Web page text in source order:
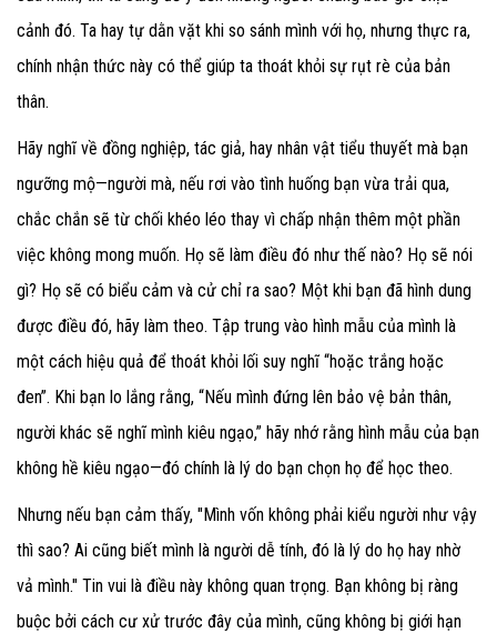
cảnh đó. Ta hay tự dằn vặt khi so sánh mình với họ, nhưng thực ra,
chính nhận thức này có thể giúp ta thoát khỏi sự rụt rè của bản
thân.
Hãy nghĩ về đồng nghiệp, tác giả, hay nhân vật tiểu thuyết mà bạn
ngưỡng mộ—người mà, nếu rơi vào tình huống bạn vừa trải qua,
chắc chắn sẽ từ chối khéo léo thay vì chấp nhận thêm một phần
việc không mong muốn. Họ sẽ làm điều đó như thế nào? Họ sẽ nói
gì? Họ sẽ có biểu cảm và cử chỉ ra sao? Một khi bạn đã hình dung
được điều đó, hãy làm theo. Tập trung vào hình mẫu của mình là
một cách hiệu quả để thoát khỏi lối suy nghĩ “hoặc trắng hoặc
đen”. Khi bạn lo lắng rằng, “Nếu mình đứng lên bảo vệ bản thân,
người khác sẽ nghĩ mình kiêu ngạo,” hãy nhớ rằng hình mẫu của bạn
không hề kiêu ngạo—đó chính là lý do bạn chọn họ để học theo.
Nhưng nếu bạn cảm thấy, "Mình vốn không phải kiểu người như vậy
thì sao? Ai cũng biết mình là người dễ tính, đó là lý do họ hay nhờ
vả mình." Tin vui là điều này không quan trọng. Bạn không bị ràng
buộc bởi cách cư xử trước đây của mình, cũng không bị giới hạn